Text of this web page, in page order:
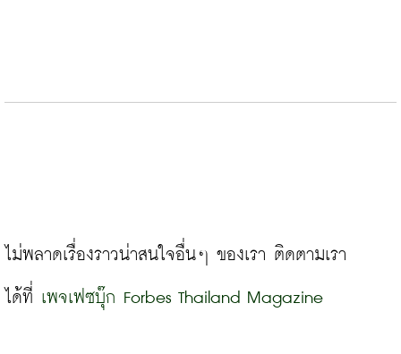
ไม่พลาดเรื่องราวน่าสนใจอื่นๆ ของเรา ติดตามเรา
ได้ที่ เพจเฟซบุ๊ก Forbes Thailand Magazine